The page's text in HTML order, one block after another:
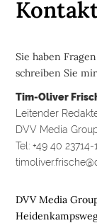
Sie haben
schreiben Sie
Tim-Oliver
Leitender
DVV Media
Tel: +49 40 23714-
DVV Media